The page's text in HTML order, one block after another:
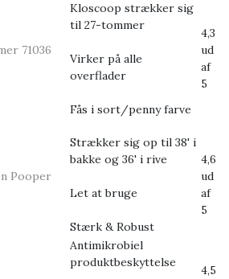
71036
Kloscoop strækker sig
til 27-tommer
Virker på alle
overflader
Fås i sort/penny farve
4,3
ud
af
5
Pooper
Strækker sig op til 38' i
bakke og 36' i rive
Let at bruge
Stærk & Robust
4,6
ud
af
5
Antimikrobiel
produktbeskyttelse
4,5